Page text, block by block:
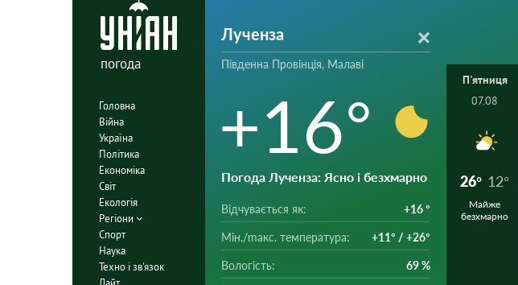
погода
Головна
Війна
Україна
Політика
Економіка
Світ
Екологія
Регіони
Спорт
Наука
Техно і зв'язок
Лученза
Південна Провінція, Малаві
+16°
Погода Лученза: Ясно і безхмарно
Відчувається як: +16 °
Мін./mакс. температура: +11° / +26°
Вологість: 69 %
П'ятниця
07.08
26° 12°
Майже
безхмарно